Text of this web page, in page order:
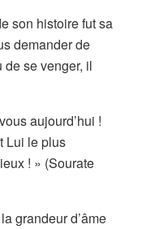
son histoire fut sa
demander de
de se venger, il
aujourd’hui !
Lui le plus
! » (Sourate
grandeur d’âme